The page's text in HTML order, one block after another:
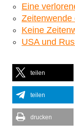
Eine
Zeitenwende
Keine
USA und
teilen
teilen
drucken